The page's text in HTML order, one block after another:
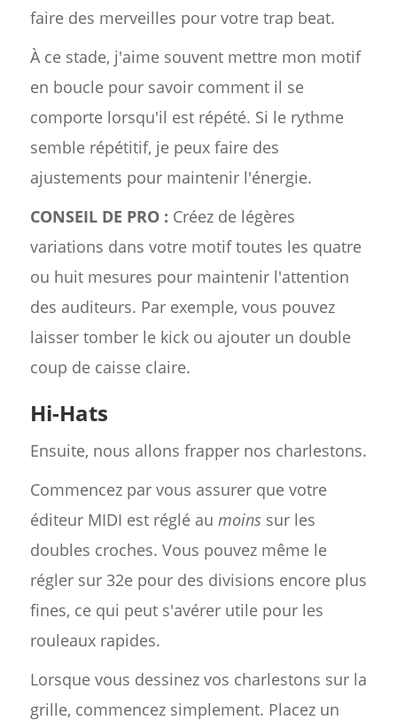
faire des merveilles pour votre trap beat.
À ce stade, j'aime souvent mettre mon motif
en boucle pour savoir comment il se
comporte lorsqu'il est répété. Si le rythme
semble répétitif, je peux faire des
ajustements pour maintenir l'énergie.
CONSEIL DE PRO : Créez de légères
variations dans votre motif toutes les quatre
ou huit mesures pour maintenir l'attention
des auditeurs. Par exemple, vous pouvez
laisser tomber le kick ou ajouter un double
coup de caisse claire.
Hi-Hats
Ensuite, nous allons frapper nos charlestons.
Commencez par vous assurer que votre
éditeur MIDI est réglé au moins sur les
doubles croches. Vous pouvez même le
régler sur 32e pour des divisions encore plus
fines, ce qui peut s'avérer utile pour les
rouleaux rapides.
Lorsque vous dessinez vos charlestons sur la
grille, commencez simplement. Placez un